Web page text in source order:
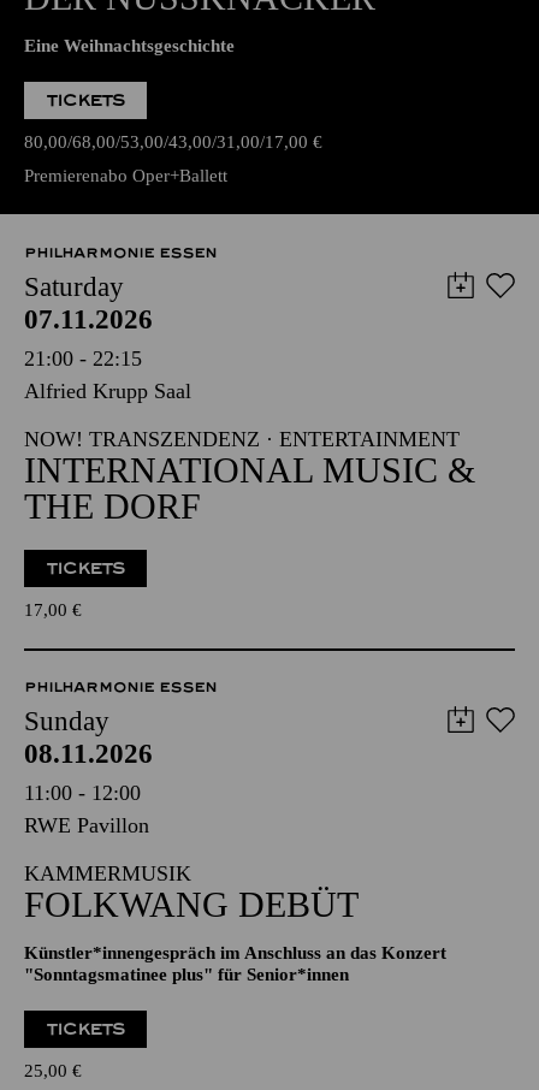
Eine Weihnachtsgeschichte
TICKETS
80,00 68,00 53,00 43,00 31,00 17,00 €
Premierenabo Oper+Ballett
PHILHARMONIE ESSEN
Saturday
07.11.2026
21:00 - 22:15
Alfried Krupp Saal
NOW! TRANSZENDENZ · ENTERTAINMENT
INTERNATIONAL MUSIC &
THE DORF
TICKETS
17,00 €
PHILHARMONIE ESSEN
Sunday
08.11.2026
11:00 - 12:00
RWE Pavillon
KAMMERMUSIK
FOLKWANG DEBÜT
Künstler*innengespräch im Anschluss an das Konzert
"Sonntagsmatinee plus" für Senior*innen
TICKETS
25,00 €